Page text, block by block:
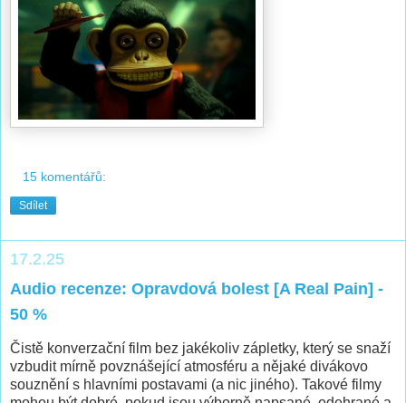
15 komentářů:
Sdílet
17.2.25
Audio recenze: Opravdová bolest [A Real Pain] -
50 %
Čistě konverzační film bez jakékoliv zápletky, který se snaží
vzbudit mírně povznášející atmosféru a nějaké divákovo
souznění s hlavními postavami (a nic jiného). Takové filmy